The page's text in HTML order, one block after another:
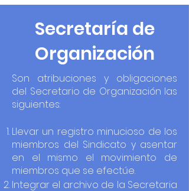
Secretaría de
Organización
Son atribuciones y obligaciones
del Secretario de Organización las
siguientes:
Llevar un registro minucioso de los
miembros del Sindicato y asentar
en el mismo el movimiento de
miembros que se efectúe.
Integrar el archivo de la Secretaria